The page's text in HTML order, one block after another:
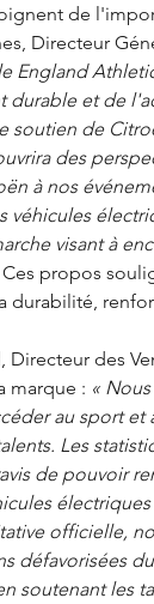
de
Directeur
England
durable et de
soutien de
des
à nos
véhicules
visant à
Ces propos
durabilité,
Directeur des
marque : «
au sport
Les
de pouvoir
officielle,
défavorisées
soutenant les